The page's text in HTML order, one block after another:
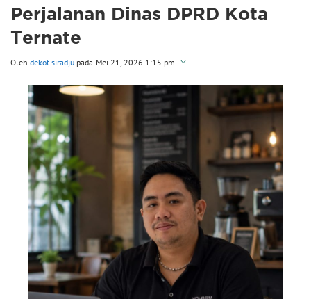
Perjalanan Dinas DPRD Kota
Ternate
Oleh dekot siradju pada Mei 21, 2026 1:15 pm